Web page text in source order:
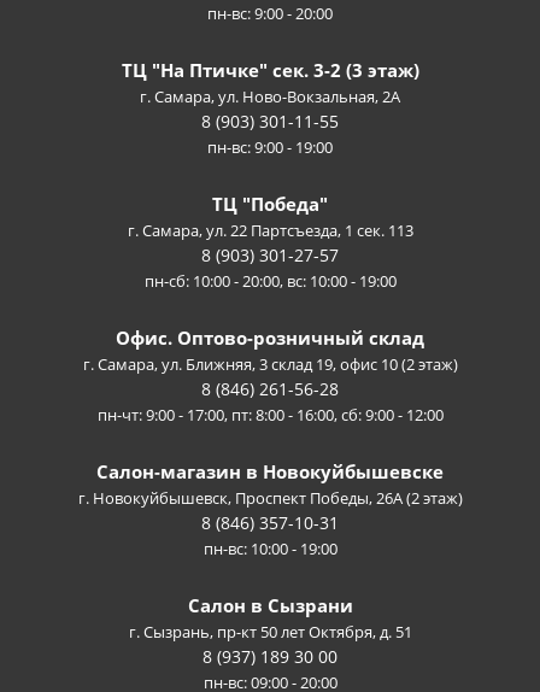
пн-вс: 9:00 - 20:00
ТЦ "На Птичке" сек. 3-2 (3 этаж)
г. Самара, ул. Ново-Вокзальная, 2А
8 (903) 301-11-55
пн-вс: 9:00 - 19:00
ТЦ "Победа"
г. Самара, ул. 22 Партсъезда, 1 сек. 113
8 (903) 301-27-57
пн-сб: 10:00 - 20:00, вс: 10:00 - 19:00
Офис. Оптово-розничный склад
г. Самара, ул. Ближняя, 3 склад 19, офис 10 (2 этаж)
8 (846) 261-56-28
пн-чт: 9:00 - 17:00, пт: 8:00 - 16:00, сб: 9:00 - 12:00
Салон-магазин в Новокуйбышевске
г. Новокуйбышевск, Проспект Победы, 26А (2 этаж)
8 (846) 357-10-31
пн-вс: 10:00 - 19:00
Салон в Сызрани
г. Сызрань, пр-кт 50 лет Октября, д. 51
8 (937) 189 30 00
пн-вс: 09:00 - 20:00